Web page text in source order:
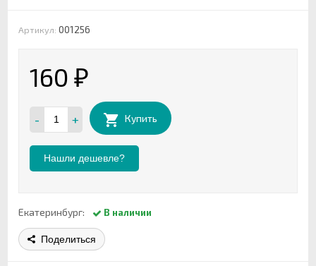
Артикул: 001256
160 ₽
- + Купить
Нашли дешевле?
Екатеринбург: В наличии
Поделиться